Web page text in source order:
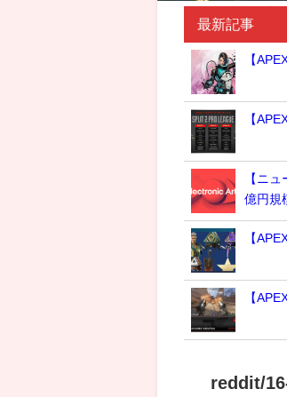
最新記事
【
【
【ニ
億円規
【
【
reddit/